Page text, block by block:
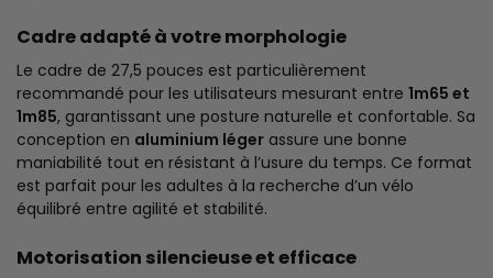
Cadre adapté à votre morphologie
Le cadre de 27,5 pouces est particulièrement
recommandé pour les utilisateurs mesurant entre 1m65 et
1m85, garantissant une posture naturelle et confortable. Sa
conception en aluminium léger assure une bonne
maniabilité tout en résistant à l’usure du temps. Ce format
est parfait pour les adultes à la recherche d’un vélo
équilibré entre agilité et stabilité.
Motorisation silencieuse et efficace